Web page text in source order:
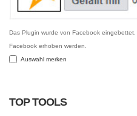
Das Plugin wurde von Facebook
Facebook erhoben werden.
Auswahl merken
TOP TOOLS